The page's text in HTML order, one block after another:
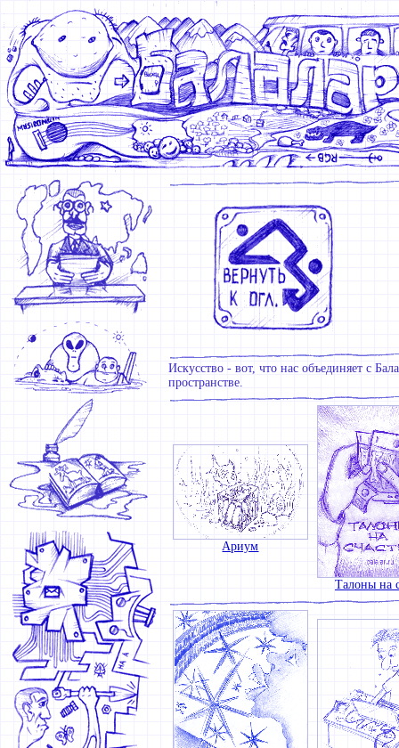
Искусство - вот, что нас объединяет с
пространстве.
Ариум
Талоны на